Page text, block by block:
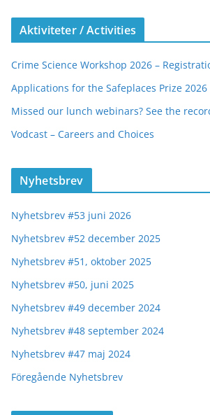
Aktiviteter / Activities
Crime Science Workshop 2026 –
Applications for the Safeplaces Prize 2026
Missed our lunch webinars? See the
Vodcast – Careers and Choices
Nyhetsbrev
Nyhetsbrev #53 juni 2026
Nyhetsbrev #52 december 2025
Nyhetsbrev #51, oktober 2025
Nyhetsbrev #50, juni 2025
Nyhetsbrev #49 december 2024
Nyhetsbrev #48 september 2024
Nyhetsbrev #47 maj 2024
Föregående Nyhetsbrev